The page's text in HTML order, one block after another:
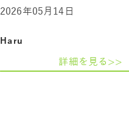
Haru
2026年05月14日
詳細を見る>>